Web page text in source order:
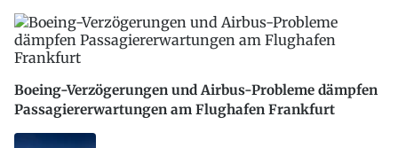
Boeing-Verzögerungen und Airbus-Probleme dämpfen
Passagiererwartungen am Flughafen Frankfurt